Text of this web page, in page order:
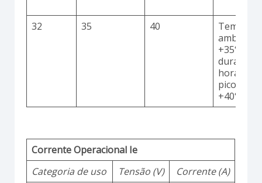
32 35 40
ambiente
+35°C
durante
horas
picos até
+40°C
Corrente Operacional Ie
Categoria de uso
Tensão (V)
Corrente (A)